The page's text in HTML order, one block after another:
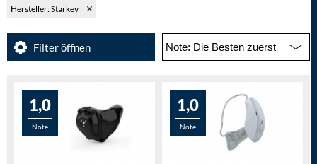
Hersteller: Starkey
Filter öffnen
1,0
Note
1,0
Note